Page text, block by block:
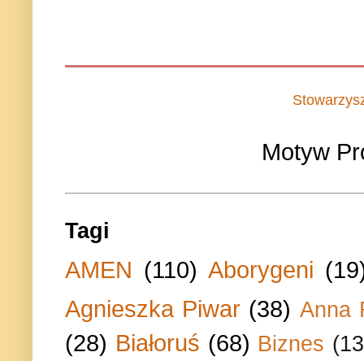
Motyw
Tagi
AMEN (110) Aborygeni
Agnieszka Piwar (38) Anna
(28) Białoruś (68) Biznes